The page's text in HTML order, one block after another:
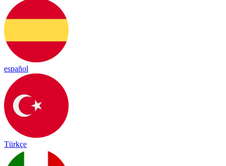
español
Türkçe